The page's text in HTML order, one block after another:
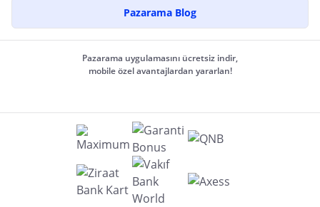
Pazarama Blog
Pazarama uygulamasını ücretsiz indir,
mobile özel avantajlardan yararlan!